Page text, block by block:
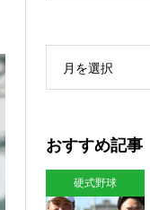
月を選択
おすすめ記事
硬式野球